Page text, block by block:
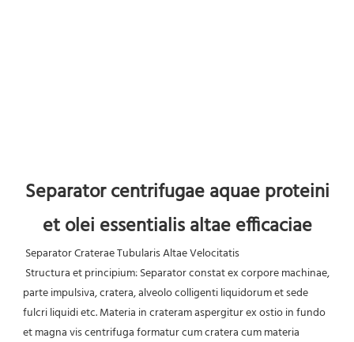
Separator centrifugae aquae proteini
et olei essentialis altae efficaciae
Separator Craterae Tubularis Altae Velocitatis
parte impulsiva, cratera, alveolo colligenti liquidorum et sede
fulcri liquidi etc. Materia in crateram aspergitur ex ostio in fundo
et magna vis centrifuga formatur cum cratera cum materia